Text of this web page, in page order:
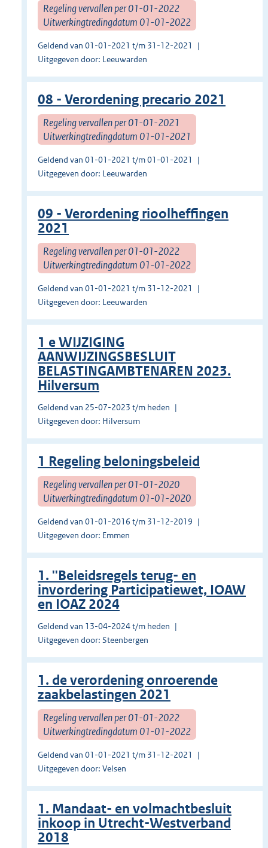
Regeling vervallen per 01-01-2022
Uitwerkingtredingdatum 01-01-2022
Geldend van 01-01-2021 t/m 31-12-2021
Uitgegeven door: Leeuwarden
08 - Verordening precario 2021
Regeling vervallen per 01-01-2021
Uitwerkingtredingdatum 01-01-2021
Geldend van 01-01-2021 t/m 01-01-2021
Uitgegeven door: Leeuwarden
09 - Verordening rioolheffingen
2021
Regeling vervallen per 01-01-2022
Uitwerkingtredingdatum 01-01-2022
Geldend van 01-01-2021 t/m 31-12-2021
Uitgegeven door: Leeuwarden
1 e WIJZIGING
AANWIJZINGSBESLUIT
BELASTINGAMBTENAREN 2023.
Hilversum
Geldend van 25-07-2023 t/m heden
Uitgegeven door: Hilversum
1 Regeling beloningsbeleid
Regeling vervallen per 01-01-2020
Uitwerkingtredingdatum 01-01-2020
Geldend van 01-01-2016 t/m 31-12-2019
Uitgegeven door: Emmen
1. ''Beleidsregels terug- en
invordering Participatiewet, IOAW
en IOAZ 2024
Geldend van 13-04-2024 t/m heden
Uitgegeven door: Steenbergen
1. de verordening onroerende
zaakbelastingen 2021
Regeling vervallen per 01-01-2022
Uitwerkingtredingdatum 01-01-2022
Geldend van 01-01-2021 t/m 31-12-2021
Uitgegeven door: Velsen
1. Mandaat- en volmachtbesluit
inkoop in Utrecht-Westverband
2018